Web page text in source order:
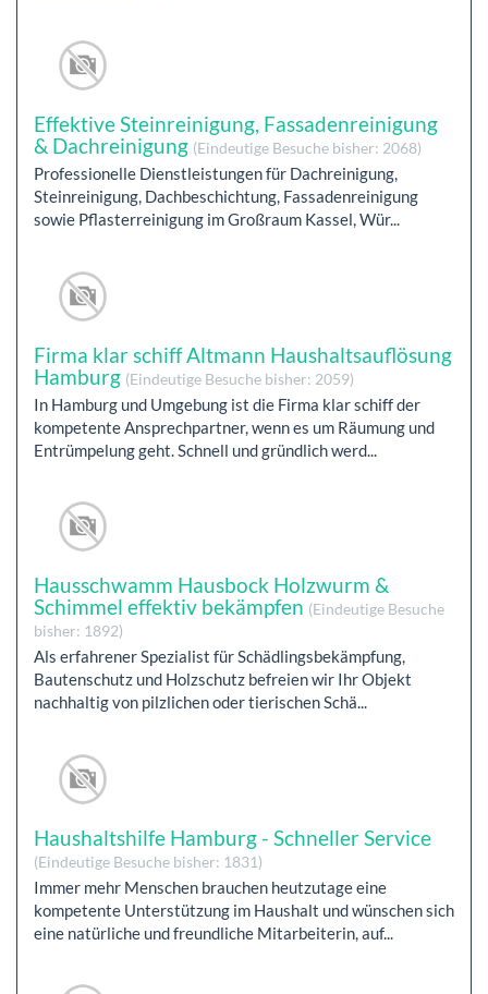
Effektive Steinreinigung, Fassadenreinigung
& Dachreinigung (Eindeutige Besuche bisher: 2068)
Professionelle Dienstleistungen für Dachreinigung,
Steinreinigung, Dachbeschichtung, Fassadenreinigung
sowie Pflasterreinigung im Großraum Kassel, Wür...
Firma klar schiff Altmann Haushaltsauflösung
Hamburg (Eindeutige Besuche bisher: 2059)
In Hamburg und Umgebung ist die Firma klar schiff der
kompetente Ansprechpartner, wenn es um Räumung und
Entrümpelung geht. Schnell und gründlich werd...
Hausschwamm Hausbock Holzwurm &
Schimmel effektiv bekämpfen (Eindeutige Besuche
bisher: 1892)
Als erfahrener Spezialist für Schädlingsbekämpfung,
Bautenschutz und Holzschutz befreien wir Ihr Objekt
nachhaltig von pilzlichen oder tierischen Schä...
Haushaltshilfe Hamburg - Schneller Service
(Eindeutige Besuche bisher: 1831)
Immer mehr Menschen brauchen heutzutage eine
kompetente Unterstützung im Haushalt und wünschen sich
eine natürliche und freundliche Mitarbeiterin, auf...